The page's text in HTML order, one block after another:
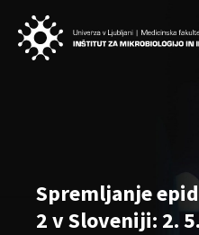
Spremljanje
2 v Sloveniji: 2.